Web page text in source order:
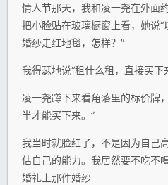
情人节那天，我和凌一尧在外面
把小脸贴在玻璃橱窗上看，她说
婚纱走红地毯，怎样？”
我得瑟地说“租什么租，直接买下
凌一尧蹲下来看角落里的标价牌
半才能买下来。”
我当时就脸红了，不是因为自己
估自己的能力。我居然要不吃不
婚礼上那件婚纱